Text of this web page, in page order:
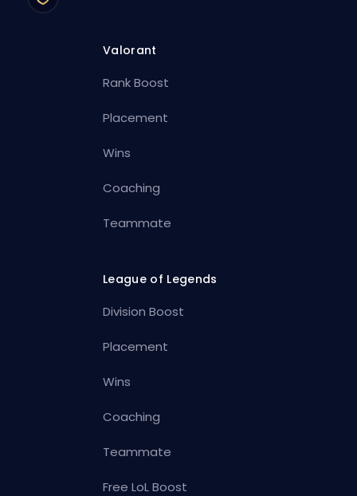
Valorant
Rank Boost
Placement
Wins
Coaching
Teammate
League of Legends
Division Boost
Placement
Wins
Coaching
Teammate
Free LoL Boost